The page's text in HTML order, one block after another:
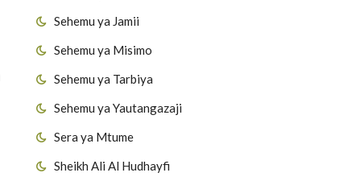
Sehemu ya Jamii
Sehemu ya Misimo
Sehemu ya Tarbiya
Sehemu ya Yautangazaji
Sera ya Mtume
Sheikh Ali Al Hudhayfi